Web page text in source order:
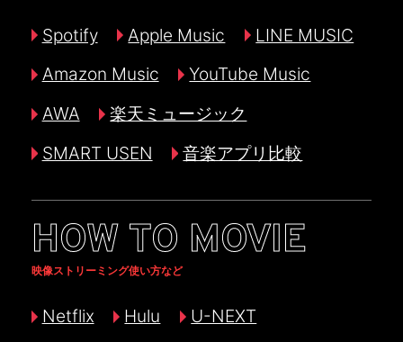
Spotify Apple Music
LINE MUSIC
Amazon Music
YouTube Music
AWA
楽天ミュージック
SMART USEN
音楽アプリ比較
HOW TO MOVIE
映像ストリーミング使い方など
Netflix Hulu
U-NEXT